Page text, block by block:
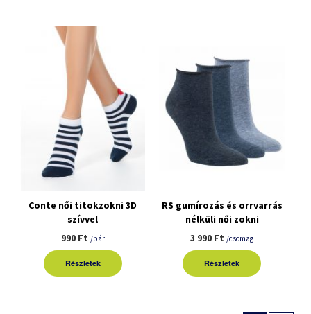
Conte női titokzokni 3D
szívvel
990 Ft /pár
Részletek
RS gumírozás és orrvarrás
nélküli női zokni
3pár/csomag
3 990 Ft /csomag
Részletek